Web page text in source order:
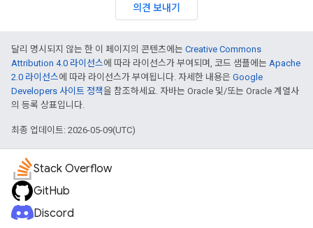
의견 보내기
달리 명시되지 않는 한 이 페이지의 콘텐츠에는 Creative Commons
Attribution 4.0 라이선스에 따라 라이선스가 부여되며, 코드 샘플에는 Apache
2.0 라이선스에 따라 라이선스가 부여됩니다. 자세한 내용은 Google
Developers 사이트 정책을 참조하세요. 자바는 Oracle 및/또는 Oracle 계열사
의 등록 상표입니다.
최종 업데이트: 2026-05-09(UTC)
Stack Overflow
GitHub
Discord